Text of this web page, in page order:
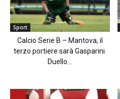
Sport
Calcio Serie B – Mantova, il
terzo portiere sarà Gasparini.
Duello...